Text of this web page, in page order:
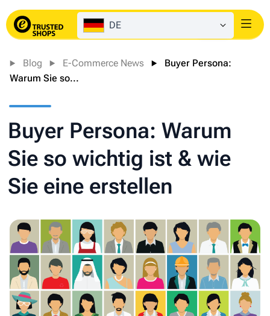
DE Login
Blog E-Commerce News
Buyer Persona:
Warum Sie so...
Buyer Persona: Warum
Sie so wichtig ist & wie
Sie eine erstellen